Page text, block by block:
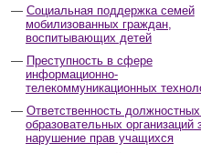
Социальная поддержка семей
мобилизованных граждан,
воспитывающих детей
Преступность в сфере
информационно-
телекоммуникационных
Ответственность
образовательных организаций
нарушение прав учащихся